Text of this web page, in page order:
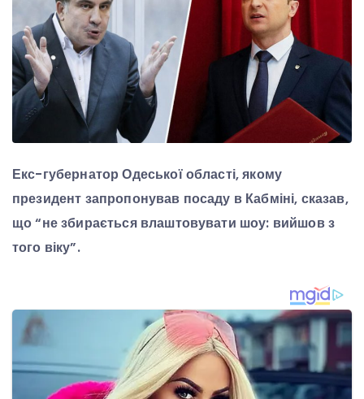
Екс-губернатор Одеської області, якому
президент запропонував посаду в Кабміні, сказав,
що “не збирається влаштовувати шоу: вийшов з
того віку”.